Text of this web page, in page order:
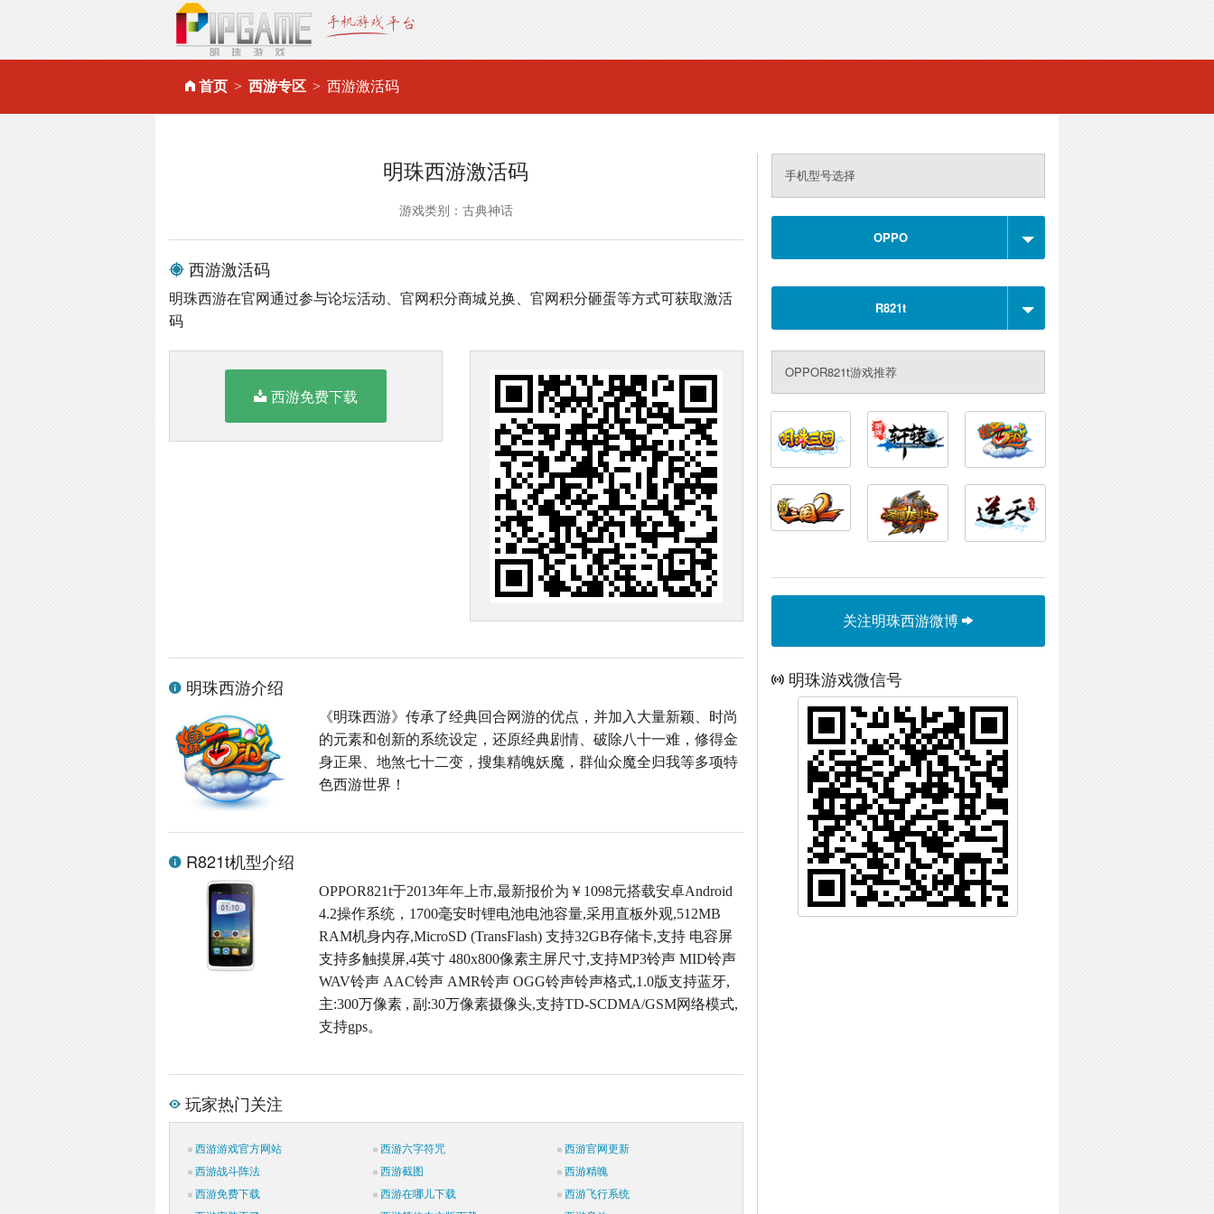
首页 西游专区 西游激活码
明珠西游激活码
游戏类别：古典神话
西游激活码
明珠西游在官网通过参与论坛活动、官网积分商城兑换、官网积分砸蛋等方式可获取激活
码
西游免费下载
明珠西游介绍
《明珠西游》传承了经典回合网游的优点，并加入大量新颖、时尚
的元素和创新的系统设定，还原经典剧情、破除八十一难，修得金
身正果、地煞七十二变，搜集精魄妖魔，群仙众魔全归我等多项特
色西游世界！
R821t机型介绍
OPPOR821t于2013年年上市,最新报价为￥1098元搭载安卓Android
4.2操作系统，1700毫安时锂电池电池容量,采用直板外观,512MB
RAM机身内存,MicroSD (TransFlash) 支持32GB存储卡,支持 电容屏
支持多触摸屏,4英寸 480x800像素主屏尺寸,支持MP3铃声 MID铃声
WAV铃声 AAC铃声 AMR铃声 OGG铃声铃声格式,1.0版支持蓝牙,
主:300万像素 , 副:30万像素摄像头,支持TD-SCDMA/GSM网络模式,
支持gps。
玩家热门关注
西游游戏官方网站 西游六字符咒
西游官网更新
西游战斗阵法
西游截图
西游精魄
西游免费下载
西游在哪儿下载
西游飞行系统
手机型号选择
OPPO
R821t
OPPOR821t游戏推荐
关注明珠西游微博
明珠游戏微信号